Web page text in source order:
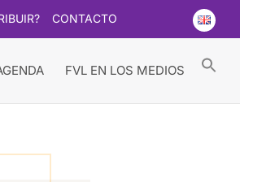
CONTACTO
FVL EN LOS MEDIOS